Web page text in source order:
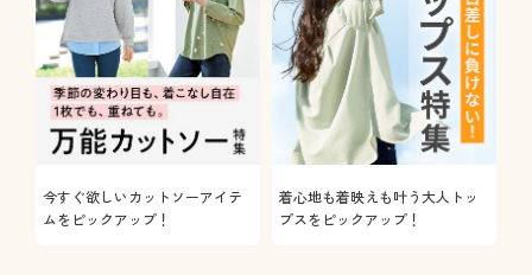
今すぐ欲しいカットソーアイテ
ムをピックアップ！
着心地も着映えも叶う大人トッ
プスをピックアップ！